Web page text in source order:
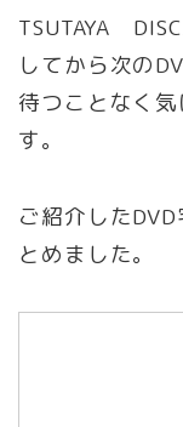
TSUTAYA
してから次の
待つことなく
す。
ご紹介した
とめました。